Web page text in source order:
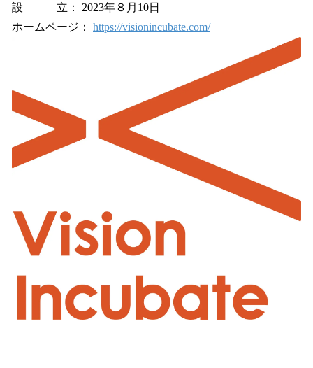
設 立： 2023年８月10日
ホームページ： https://visionincubate.com/